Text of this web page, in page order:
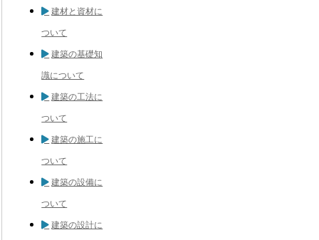
建材と資材に
ついて
建築の基礎知
識について
建築の工法に
ついて
建築の施工に
ついて
建築の設備に
ついて
建築の設計に